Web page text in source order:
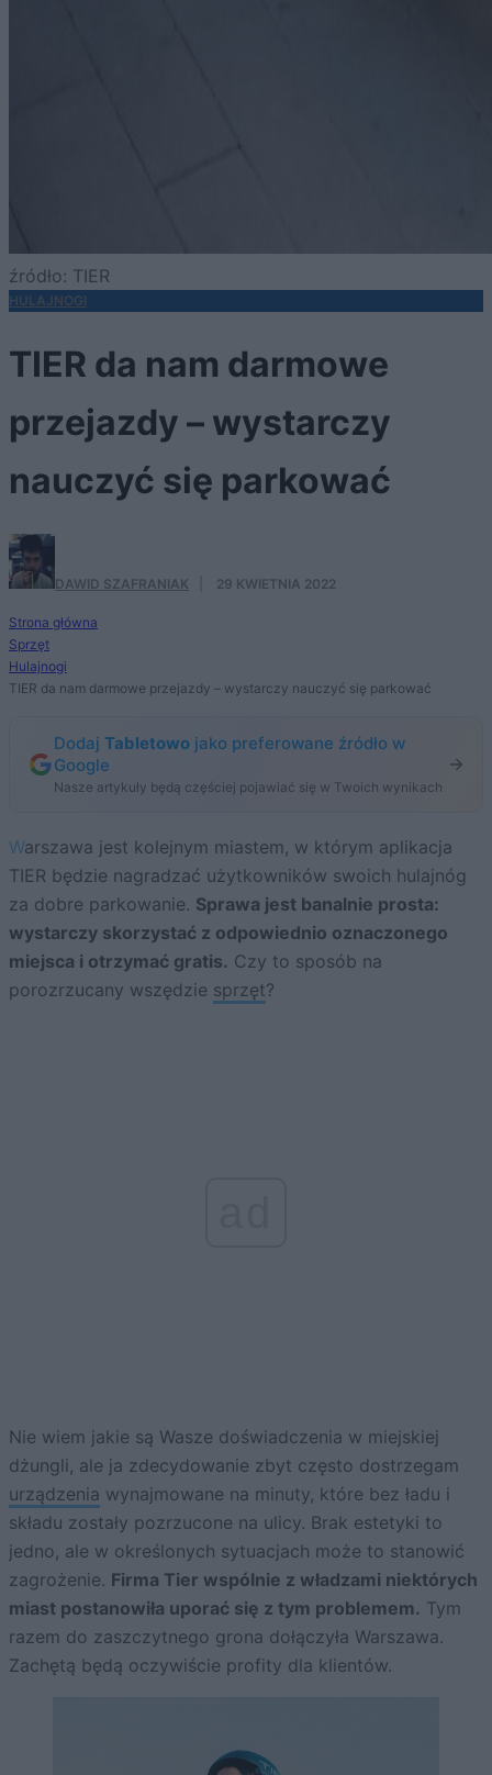
źródło: TIER
HULAJNOGI
TIER da nam darmowe
przejazdy – wystarczy
nauczyć się parkować
DAWID SZAFRANIAK 29 KWIETNIA 2022
Strona główna
Sprzęt
Hulajnogi
TIER da nam darmowe przejazdy – wystarczy nauczyć się parkować
Dodaj Tabletowo jako preferowane źródło w
Google
Nasze artykuły będą częściej pojawiać się w Twoich wynikach
Warszawa jest kolejnym miastem, w którym aplikacja
TIER będzie nagradzać użytkowników swoich hulajnóg
za dobre parkowanie. Sprawa jest banalnie prosta:
wystarczy skorzystać z odpowiednio oznaczonego
miejsca i otrzymać gratis. Czy to sposób na
porozrzucany wszędzie sprzęt?
Nie wiem jakie są Wasze doświadczenia w miejskiej
dżungli, ale ja zdecydowanie zbyt często dostrzegam
urządzenia wynajmowane na minuty, które bez ładu i
składu zostały pozrzucone na ulicy. Brak estetyki to
jedno, ale w określonych sytuacjach może to stanowić
zagrożenie. Firma Tier wspólnie z władzami niektórych
miast postanowiła uporać się z tym problemem. Tym
razem do zaszczytnego grona dołączyła Warszawa.
Zachętą będą oczywiście profity dla klientów.